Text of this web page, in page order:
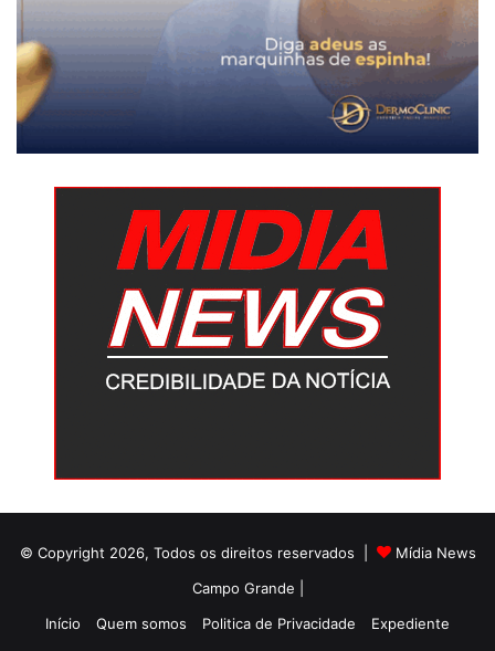
© Copyright 2026, Todos os direitos reservados |
Mídia News
Campo Grande |
Início
Quem somos Politica de Privacidade
Expediente